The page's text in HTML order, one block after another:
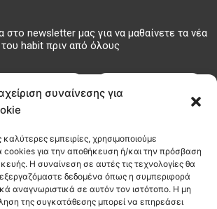
συναίνεσης για
καλύτερες εμπειρίες, χρησιμοποιούμε
cookies για την αποθήκευση ή/και την πρόσβαση
Η συναίνεση σε αυτές τις τεχνολογίες θα
δεδομένα όπως η συμπεριφορά
αναγνωριστικά σε αυτόν τον ιστότοπο. Η μη
της συγκατάθεσης μπορεί να επηρεάσει
στο newsletter μας για να μαθαίνετε τα νέα
του habit πριν από όλους
ΣΤΟΙΧΕΙΑ
ΕΠΙΚΟΙΝΩΝΙΑΣ
info@habitcoffee.co
28210
08187
∆ΩΡΕΑΝ
∆ΙΑΝΟΜΗ
ΣΤΑ
ΧΑΝΙΑ